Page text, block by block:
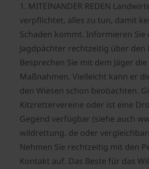
1. MITEINANDER REDEN
verpflichtet, alles zu tun, damit
Schaden kommt. Informieren Sie
Jagdpächter rechtzeitig über den
Besprechen Sie mit dem Jäger
Maßnahmen. Vielleicht kann er
den Wiesen schon beobachten.
Kitzrettervereine oder ist eine
Gegend verfügbar (siehe auch
wildrettung. de oder
Nehmen Sie rechtzeitig mit den
Kontakt auf. Das Beste für das